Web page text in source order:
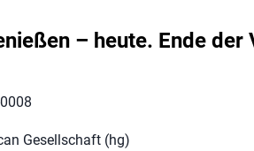
– heute. Ende der
Gesellschaft (hg)